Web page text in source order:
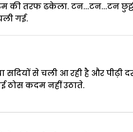
की तरफ ढकेला. टन...टन...टन
गई.
से चली आ रही है और पीढ़ी दर
ठोस कदम नहीं उठाते.